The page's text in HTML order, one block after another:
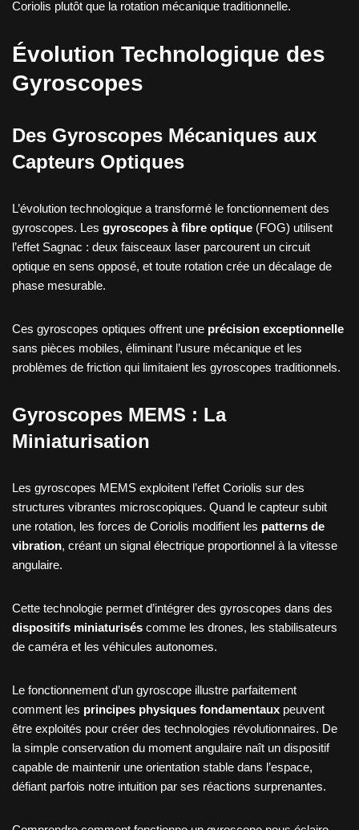
Coriolis plutôt que la rotation mécanique traditionnelle.
Évolution Technologique des
Gyroscopes
Des Gyroscopes Mécaniques aux
Capteurs Optiques
L’évolution technologique a transformé le fonctionnement des
gyroscopes. Les gyroscopes à fibre optique (FOG) utilisent
l’effet Sagnac : deux faisceaux laser parcourent un circuit
optique en sens opposé, et toute rotation crée un décalage de
phase mesurable.
Ces gyroscopes optiques offrent une précision exceptionnelle
sans pièces mobiles, éliminant l’usure mécanique et les
problèmes de friction qui limitaient les gyroscopes traditionnels.
Gyroscopes MEMS : La
Miniaturisation
Les gyroscopes MEMS exploitent l’effet Coriolis sur des
structures vibrantes microscopiques. Quand le capteur subit
une rotation, les forces de Coriolis modifient les patterns de
vibration, créant un signal électrique proportionnel à la vitesse
angulaire.
Cette technologie permet d’intégrer des gyroscopes dans des
dispositifs miniaturisés comme les drones, les stabilisateurs
de caméra et les véhicules autonomes.
Le fonctionnement d’un gyroscope illustre parfaitement
comment les principes physiques fondamentaux peuvent
être exploités pour créer des technologies révolutionnaires. De
la simple conservation du moment angulaire naît un dispositif
capable de maintenir une orientation stable dans l’espace,
défiant parfois notre intuition par ses réactions surprenantes.